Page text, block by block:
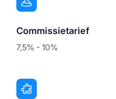
Commissietarief
7,5% - 10%